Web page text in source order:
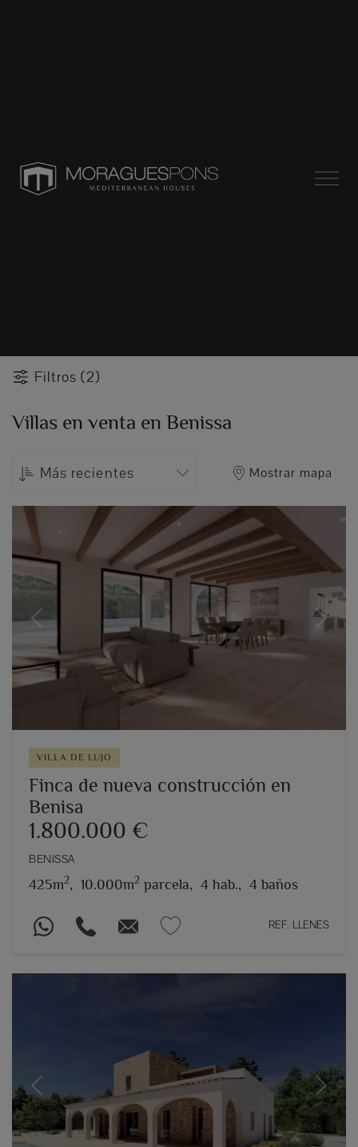
Filtros (2)
Villas en venta en Benissa
Más recientes Mostrar mapa
Previous Next
VILLA DE LUJO
Finca de nueva construcción en
Benisa
1.800.000 €
BENISSA
425m2, 10.000m2 parcela, 4 hab., 4 baños
REF. LLENES
Previous Next